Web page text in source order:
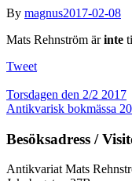
By magnus2017-02-08
Mats Rehnström ärinte
Tweet
Torsdagen den 2/2 2017
Antikvarisk bokmässa
Besöksadress /
Antikvariat Mats